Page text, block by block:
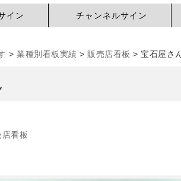
イン チャンネルサイン
> 業種別看板実績 > 販売店看板 > 宝石屋さ
看板